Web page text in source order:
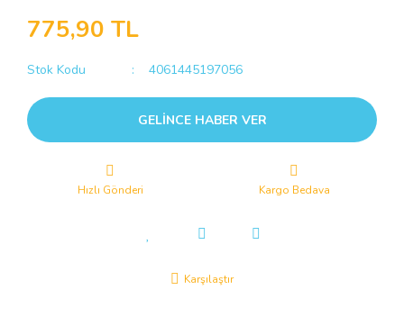
775,90 TL
Stok Kodu 4061445197056
GELİNCE HABER VER
Hızlı Gönderi Kargo Bedava
Karşılaştır